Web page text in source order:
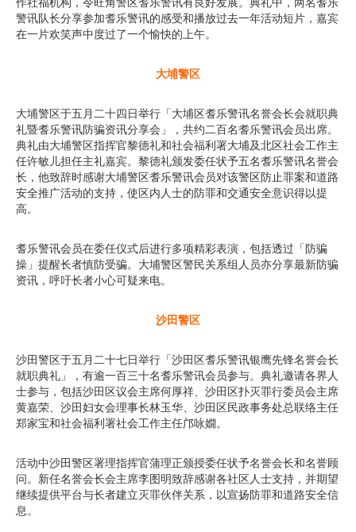
警讯队长分享参加耆乐警讯的感受和播放过去一年活动短片，嘉宾
在一片欢笑声中度过了一个愉快的上午。
大埔警区
大埔警区于五月二十四日举行「大埔区耆乐警讯名誉会长会就职典
礼暨耆乐警讯防骗资讯分享会」，共约二百名耆乐警讯会员出席。
典礼由大埔警区指挥官黎德礼和社会福利署大埔及北区社会工作主
任许敏儿担任主礼嘉宾。黎德礼颁发委任状予五名耆乐警讯名誉会
长，他致辞时感谢大埔警区耆乐警讯会员对该警区防止罪案和道路
安全推广活动的支持，使区内人士的防罪和交通安全意识得以提
高。
耆乐警讯会员在委任仪式后进行多项精彩表演，包括透过「防骗
操」提醒长者慎防受骗。大埔警区警民关系组人员亦分享最新防骗
资讯，呼吁长者小心可疑来电。
沙田警区
沙田警区于五月二十七日举行「沙田区耆乐警讯银鹰先锋名誉会长
就职典礼」，有逾一百三十名耆乐警讯会员参与。典礼邀请各界人
士参与，包括沙田区议会主席何厚祥、沙田区扑灭罪行委员会主席
黄嘉荣、沙田妇女会理事长林玉华、沙田区民政事务处总联络主任
郑家宝和社会福利署社会工作主任邝咏嫺。
活动中沙田警区署理指挥官蒲理正颁授委任状予名誉会长和名誉顾
问。新任名誉会长会主席李图明致辞感谢各社区人士支持，并期望
继续提供平台与长者建立灭罪伙伴关系，以宣扬防罪和道路安全信
息。